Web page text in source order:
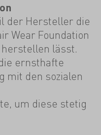
der Hersteller die
Wear Foundation
lässt.
ernsthafte
mit den sozialen
um diese stetig